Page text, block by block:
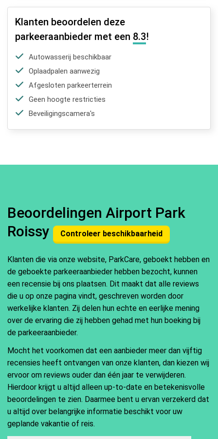
Klanten beoordelen deze
parkeeraanbieder met een 8.3!
Autowasserij beschikbaar
Oplaadpalen aanwezig
Afgesloten parkeerterrein
Geen hoogte restricties
Beveiligingscamera's
Beoordelingen Airport Park
Roissy
Controleer beschikbaarheid
Klanten die via onze website, ParkCare, geboekt hebben en
de geboekte parkeeraanbieder hebben bezocht, kunnen
een recensie bij ons plaatsen. Dit maakt dat alle reviews
die u op onze pagina vindt, geschreven worden door
werkelijke klanten. Zij delen hun echte en eerlijke mening
over de ervaring die zij hebben gehad met hun boeking bij
de parkeeraanbieder.
Mocht het voorkomen dat een aanbieder meer dan vijftig
recensies heeft ontvangen van onze klanten, dan kiezen wij
ervoor om reviews ouder dan één jaar te verwijderen.
Hierdoor krijgt u altijd alleen up-to-date en betekenisvolle
beoordelingen te zien. Daarmee bent u ervan verzekerd dat
u altijd over belangrijke informatie beschikt voor uw
geplande vakantie of reis.